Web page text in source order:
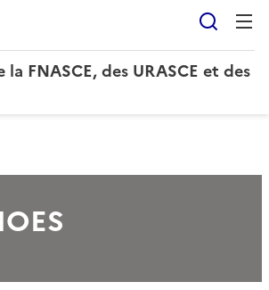
FNASCE, des URASCE et des